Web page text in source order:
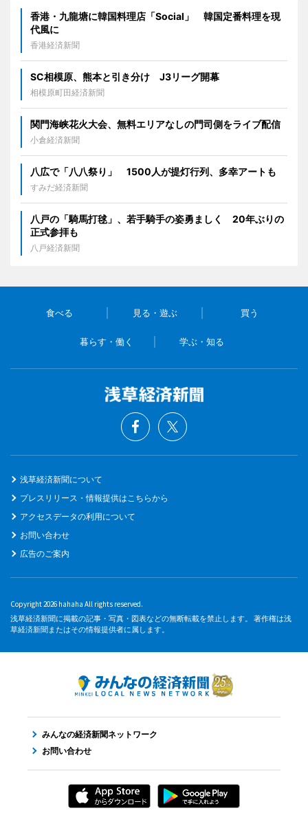
香港・九龍塘に韓国料理店「Social」 韓国定番料理を現
代風に
香港経済新聞
SC相模原、熊本と引き分け J3リーグ開幕
相模原町田経済新聞
関門海峡花火大会、無料エリアなしの門司側をライブ配信
小倉経済新聞
八広で「八八祭り」 1500人が提灯行列、多幸アートも
すみだ経済新聞
八戸の「騎馬打毬」、若手騎手の姿勇ましく 20年ぶりの
正式参拝も
八戸経済新聞
食べる 見る・遊ぶ 買う
暮らす・働く 学ぶ・知る
浅草経済新聞について
プレスリリース・情報提供はこちらから
アクセスデータの利用について
お問い合わせ
広告のご案内
Copyright 2026 hahaha All rights reserved.
浅草経済新聞に掲載の記事・写真・図表などの無断転載を禁止します。 著作権は浅
草経済新聞またはその情報提供者に属します。
みんなの経済新聞ネットワーク
お問い合わせ